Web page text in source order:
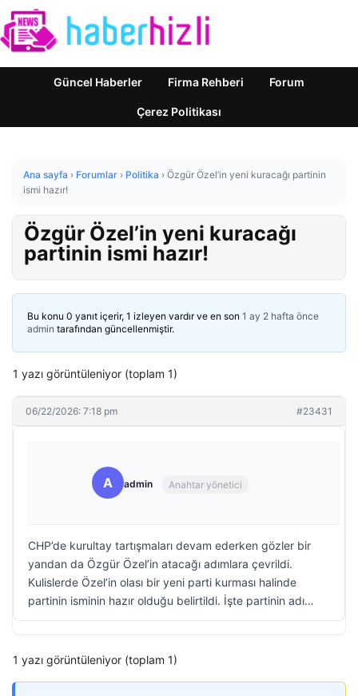
Güncel Haberler Firma Rehberi Forum
Çerez Politikası
Ana sayfa › Forumlar › Politika › Özgür Özel’in yeni kuracağı partinin
ismi hazır!
Özgür Özel’in yeni kuracağı
partinin ismi hazır!
Bu konu 0 yanıt içerir, 1 izleyen vardır ve en son 1 ay 2 hafta önce
admin tarafından güncellenmiştir.
1 yazı görüntüleniyor (toplam 1)
06/22/2026: 7:18 pm #23431
A admin Anahtar yönetici
CHP’de kurultay tartışmaları devam ederken gözler bir
yandan da Özgür Özel’in atacağı adımlara çevrildi.
Kulislerde Özel’in olası bir yeni parti kurması halinde
partinin isminin hazır olduğu belirtildi. İşte partinin adı…
1 yazı görüntüleniyor (toplam 1)